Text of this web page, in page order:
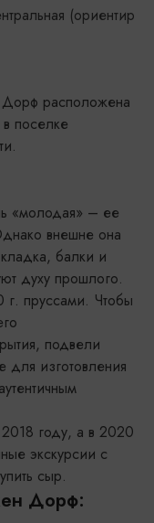
(ориентир
расположена
поселке
«молодая» – ее
внешне она
балки и
духу прошлого.
пруссами. Чтобы
подвели
изготовления
2018 году, а в 2020
экскурсии с
сыр.
Дорф: